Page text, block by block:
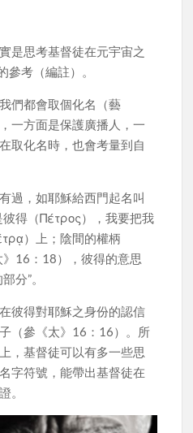
是思考基督徒在元宇宙之
考（編註）。
們都會取個化名（藝
一方面是保護廣播人，一
取化名時，也會考量到自
過，如耶穌給西門起名叫
得（Πέτρος），我要把我
）上；陰間的權柄
》16：18），彼得的意思
分”。
彼得對耶穌之身份的認信
（參《太》16：16）。所
，基督徒可以有多一些思
字符號，能帶出基督徒在
。